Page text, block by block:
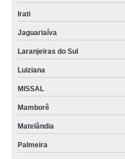
Irati
Jaguariaíva
Laranjeiras do Sul
Luiziana
MISSAL
Mamborê
Matelândia
Palmeira